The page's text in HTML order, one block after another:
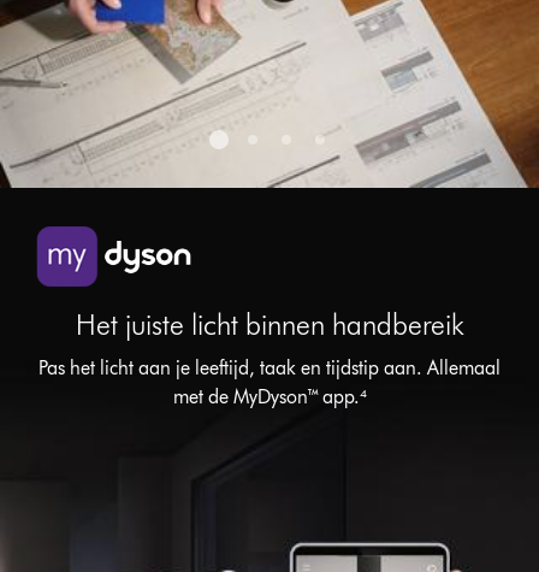
Het juiste licht binnen handbereik
Pas het licht aan je leeftijd, taak en tijdstip aan. Allemaal
met de MyDyson™ app.⁴